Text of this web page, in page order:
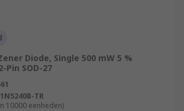
Diode, Single 500 mW 5 %
Pin SOD-27
1N5240B-TR
10000 eenheden)